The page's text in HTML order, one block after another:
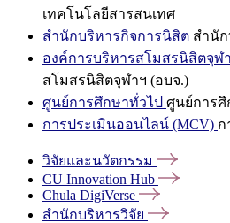
เทคโนโลยีสารสนเทศ
สำนักบริหารกิจการนิสิต สำนั
องค์การบริหารสโมสรนิสิตจุฬ
สโมสรนิสิตจุฬาฯ (อบจ.)
ศูนย์การศึกษาทั่วไป ศูนย์การศึ
การประเมินออนไลน์ (MCV) ก
วิจัยและนวัตกรรม
CU Innovation Hub
Chula DigiVerse
สำนักบริหารวิจัย